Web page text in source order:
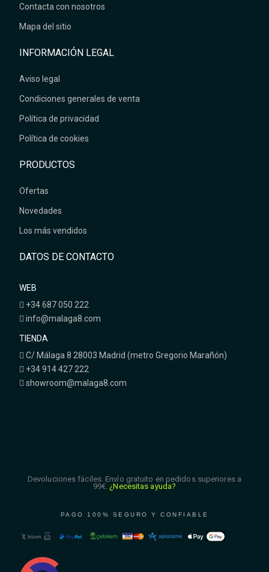
Contacta con nosotros
Mapa del sitio
INFORMACIÓN LEGAL
Aviso legal
Condiciones generales de venta
Política de privacidad
Política de cookies
PRODUCTOS
Ofertas
Novedades
Los más vendidos
DATOS DE CONTACTO
WEB
+34 687 050 222
info@malaga8.com
TIENDA
C/ Málaga 8 28003 Madrid (metro Gregorio Marañón)
+34 914 427 222
showroom@malaga8.com
Devoluciones fáciles. Envío gratuito en pedidos superiores a
99€. ¿Necesitas ayuda?
PAGO 100% SEGURO Y CONFIABLE